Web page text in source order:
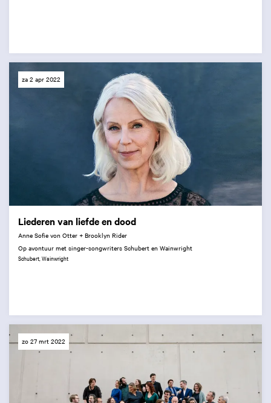
Liederen van liefde en dood
Anne Sofie von Otter + Brooklyn Rider
Op avontuur met singer-songwriters Schubert en Wainwright
Schubert, Wainwright
za 2 apr 2022
zo 27 mrt 2022